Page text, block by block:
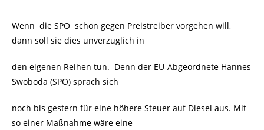
Wenn die SPÖ schon gegen Preistreiber vorgehen will,
dann soll sie dies unverzüglich in
den eigenen Reihen tun. Denn der EU-Abgeordnete Hannes
Swoboda (SPÖ) sprach sich
noch bis gestern für eine höhere Steuer auf Diesel aus. Mit
so einer Maßnahme wäre eine